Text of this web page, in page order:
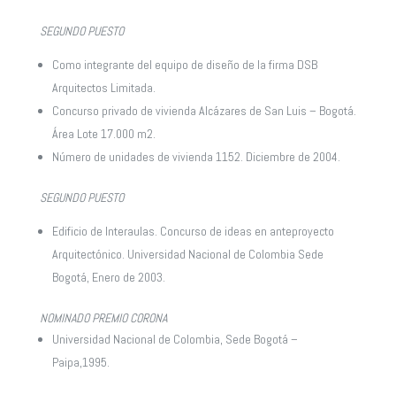
SEGUNDO PUESTO
Como integrante del equipo de diseño de la firma DSB
Arquitectos Limitada.
Concurso privado de vivienda Alcázares de San Luis – Bogotá.
Área Lote 17.000 m2.
Número de unidades de vivienda 1152. Diciembre de 2004.
SEGUNDO PUESTO
Edificio de Interaulas. Concurso de ideas en anteproyecto
Arquitectónico. Universidad Nacional de Colombia Sede
Bogotá, Enero de 2003.
NOMINADO PREMIO CORONA
Universidad Nacional de Colombia, Sede Bogotá –
Paipa,1995.